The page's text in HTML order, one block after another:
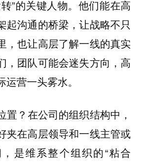
”的关键人物。他们能在高
起沟通的桥梁，让战略不只
，也让高层了解一线的真实
，团队可能会迷失方向，高
营一头雾水。
置？ 在公司的组织结构中，
夹在高层领导和一线主管或
是维系整个组织的“粘合